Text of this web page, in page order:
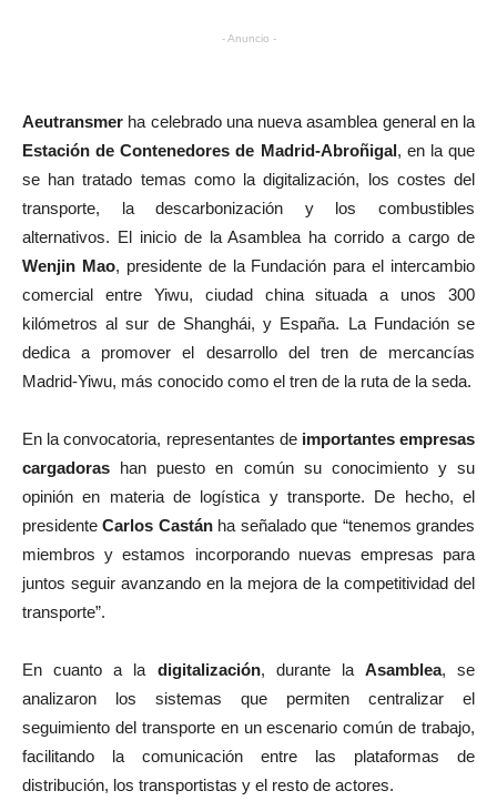
- Anuncio -
Aeutransmer ha celebrado una nueva asamblea general en la
Estación de Contenedores de Madrid-Abroñigal, en la que
se han tratado temas como la digitalización, los costes del
transporte, la descarbonización y los combustibles
alternativos. El inicio de la Asamblea ha corrido a cargo de
Wenjin Mao, presidente de la Fundación para el intercambio
comercial entre Yiwu, ciudad china situada a unos 300
kilómetros al sur de Shanghái, y España. La Fundación se
dedica a promover el desarrollo del tren de mercancías
Madrid-Yiwu, más conocido como el tren de la ruta de la seda.
En la convocatoria, representantes de importantes empresas
cargadoras han puesto en común su conocimiento y su
opinión en materia de logística y transporte. De hecho, el
presidenteCarlos Castánha señalado que “tenemos grandes
miembros y estamos incorporando nuevas empresas para
juntos seguir avanzando en la mejora de la competitividad del
transporte”.
En cuanto a la digitalización, durante la Asamblea, se
analizaron los sistemas que permiten centralizar el
seguimiento del transporte en un escenario común de trabajo,
facilitando la comunicación entre las plataformas de
distribución, los transportistas y el resto de actores.